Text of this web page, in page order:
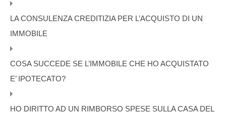
LA CONSULENZA CREDITIZIA PER L’ACQUISTO DI UN
IMMOBILE
COSA SUCCEDE SE L’IMMOBILE CHE HO ACQUISTATO
E’ IPOTECATO?
HO DIRITTO AD UN RIMBORSO SPESE SULLA CASA DEL